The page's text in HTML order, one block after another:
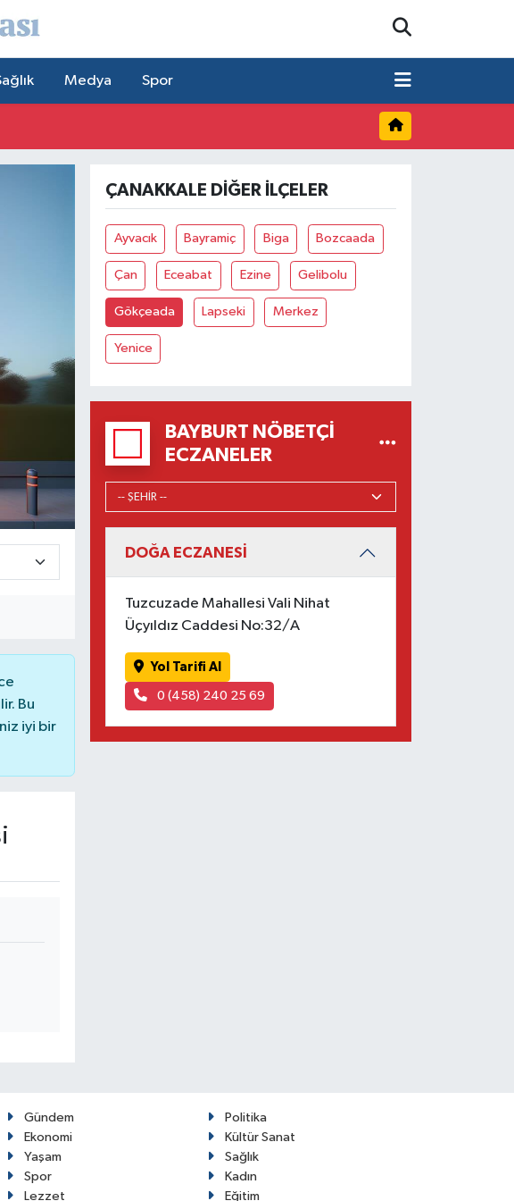
Medya Spor
Bu
iyi bir
ÇANAKKALE DIĞER İLÇELER
Ayvacık Bayramiç Biga Bozcaada
Çan Eceabat Ezine Gelibolu
Gökçeada Lapseki Merkez
Yenice
BAYBURT NÖBETÇI
ECZANELER
DOĞA ECZANESİ
Tuzcuzade Mahallesi Vali Nihat
Üçyıldız Caddesi No:32/A
Yol Tarifi Al
0 (458) 240 25 69
Gündem
Politika
Ekonomi
Kültür Sanat
Yaşam
Sağlık
Spor
Kadın
Lezzet
Eğitim